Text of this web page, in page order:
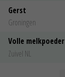
Gerst
Groningen
Volle melkpoeder
Zuivel NL